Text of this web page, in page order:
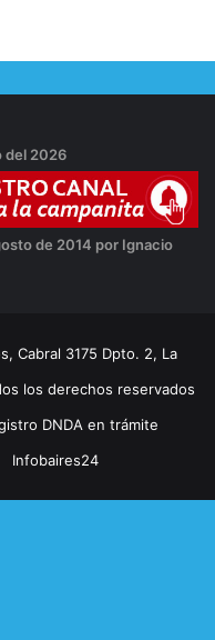
del 2026
de 2014 por Ignacio
Cabral 3175 Dpto. 2, La
los derechos reservados
DNDA en trámite
Infobaires24